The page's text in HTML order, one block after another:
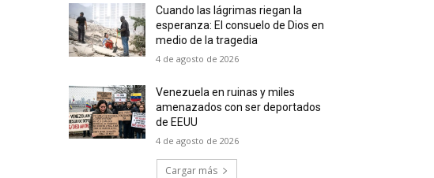
Cuando las lágrimas riegan la
esperanza: El consuelo de Dios en
medio de la tragedia
4 de agosto de 2026
Venezuela en ruinas y miles
amenazados con ser deportados
de EEUU
4 de agosto de 2026
Cargar más